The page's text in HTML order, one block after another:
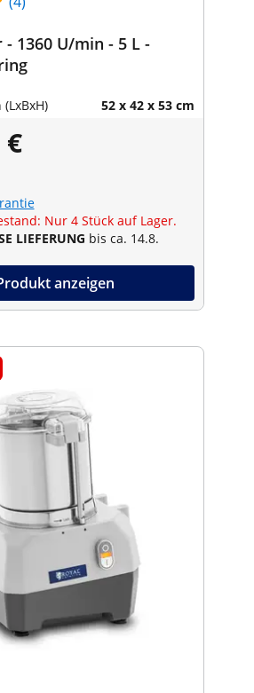
1360 U/min - 5 L -
52 x 42 x 53 cm
€
Nur 4 Stück auf Lager.
LIEFERUNG bis ca. 14.8.
anzeigen